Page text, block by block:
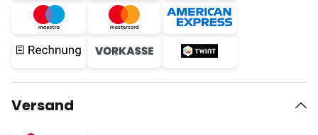
Versand